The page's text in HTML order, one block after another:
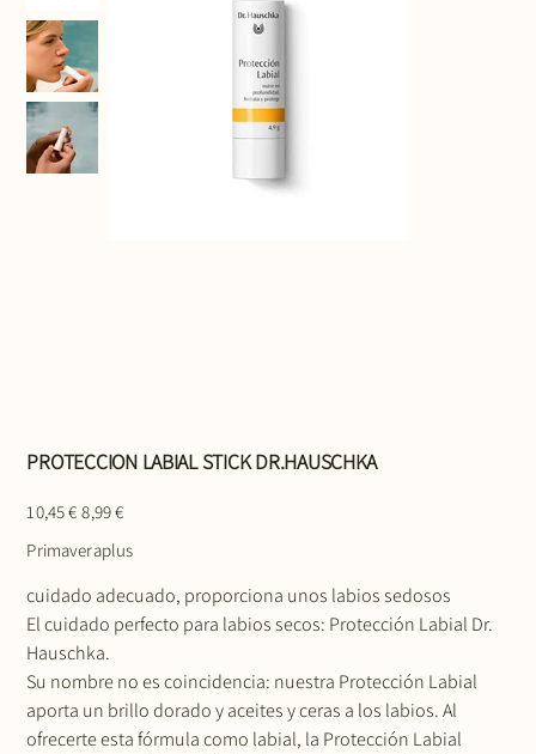
PROTECCION LABIAL STICK DR.HAUSCHKA
original
10,45 € de
8,99 €
Primaveraplus
cuidado adecuado, proporciona unos labios sedosos
El cuidado perfecto para labios secos: Protección Labial Dr.
Hauschka.
Su nombre no es coincidencia: nuestra Protección Labial
aporta un brillo dorado y aceites y ceras a los labios. Al
ofrecerte esta fórmula como labial, la Protección Labial